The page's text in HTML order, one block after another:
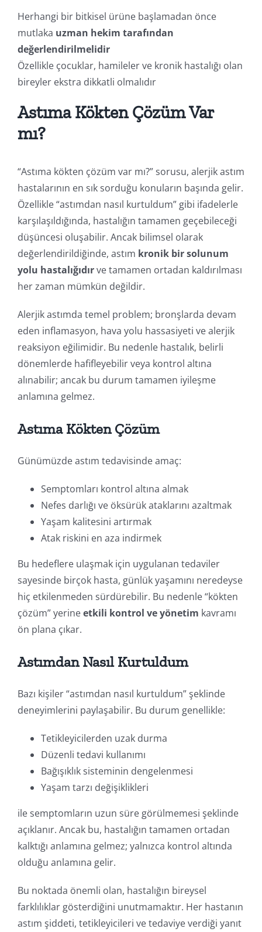
Herhangi bir bitkisel ürüne başlamadan önce
mutlaka uzman hekim tarafından
değerlendirilmelidir
Özellikle çocuklar, hamileler ve kronik hastalığı olan
bireyler ekstra dikkatli olmalıdır
Astıma Kökten Çözüm Var
mı?
“Astıma kökten çözüm var mı?” sorusu, alerjik astım
hastalarının en sık sorduğu konuların başında gelir.
Özellikle “astımdan nasıl kurtuldum” gibi ifadelerle
karşılaşıldığında, hastalığın tamamen geçebileceği
düşüncesi oluşabilir. Ancak bilimsel olarak
değerlendirildiğinde, astım kronik bir solunum
yolu hastalığıdırve tamamen ortadan kaldırılması
her zaman mümkün değildir.
Alerjik astımda temel problem; bronşlarda devam
eden inflamasyon, hava yolu hassasiyeti ve alerjik
reaksiyon eğilimidir. Bu nedenle hastalık, belirli
dönemlerde hafifleyebilir veya kontrol altına
alınabilir; ancak bu durum tamamen iyileşme
anlamına gelmez.
Astıma Kökten Çözüm
Günümüzde astım tedavisinde amaç:
Semptomları kontrol altına almak
Nefes darlığı ve öksürük ataklarını azaltmak
Yaşam kalitesini artırmak
Atak riskini en aza indirmek
Bu hedeflere ulaşmak için uygulanan tedaviler
sayesinde birçok hasta, günlük yaşamını neredeyse
hiç etkilenmeden sürdürebilir. Bu nedenle “kökten
çözüm” yerineetkili kontrol ve yönetim kavramı
ön plana çıkar.
Astımdan Nasıl Kurtuldum
Bazı kişiler “astımdan nasıl kurtuldum” şeklinde
deneyimlerini paylaşabilir. Bu durum genellikle:
Tetikleyicilerden uzak durma
Düzenli tedavi kullanımı
Bağışıklık sisteminin dengelenmesi
Yaşam tarzı değişiklikleri
ile semptomların uzun süre görülmemesi şeklinde
açıklanır. Ancak bu, hastalığın tamamen ortadan
kalktığı anlamına gelmez; yalnızca kontrol altında
olduğu anlamına gelir.
Bu noktada önemli olan, hastalığın bireysel
farklılıklar gösterdiğini unutmamaktır. Her hastanın
astım şiddeti, tetikleyicileri ve tedaviye verdiği yanıt